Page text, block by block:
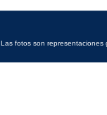
Las fotos son representaciones